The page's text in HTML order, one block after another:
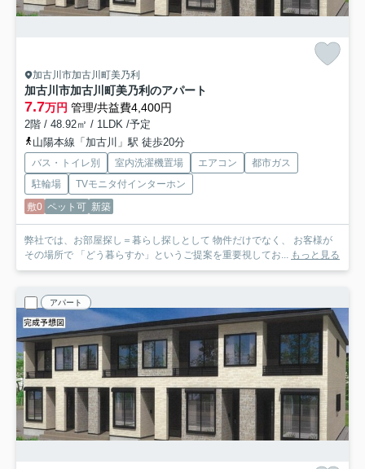
加古川市加古川町美乃利
加古川市加古川町美乃利のアパート
7.7万円 管理/共益費4,400円
2階 / 48.92㎡ / 1LDK /予定
山陽本線「加古川」駅 徒歩20分
バス・トイレ別 室内洗濯機置場 エアコン
都市ガス
駐輪場
TVモニタ付インターホン
敷0 ペット可 新築
弊社では、お部屋探し＝暮らし探しとして 物件だけでなく、 お客様が
その場所で 「どう暮らすか」というご提案を重要視してお... もっと見る
アパート